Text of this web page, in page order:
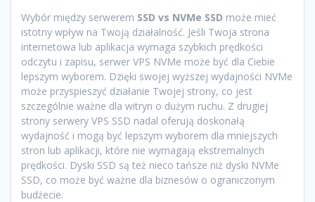
Wybór między serwerem SSD vs NVMe SSD może mieć
istotny wpływ na Twoją działalność. Jeśli Twoja strona
internetowa lub aplikacja wymaga szybkich prędkości
odczytu i zapisu, serwer VPS NVMe może być dla Ciebie
lepszym wyborem. Dzięki swojej wyższej wydajności NVMe
może przyspieszyć działanie Twojej strony, co jest
szczególnie ważne dla witryn o dużym ruchu. Z drugiej
strony serwery VPS SSD nadal oferują doskonałą
wydajność i mogą być lepszym wyborem dla mniejszych
stron lub aplikacji, które nie wymagają ekstremalnych
prędkości. Dyski SSD są też nieco tańsze niż dyski NVMe
SSD, co może być ważne dla biznesów o ograniczonym
budżecie.